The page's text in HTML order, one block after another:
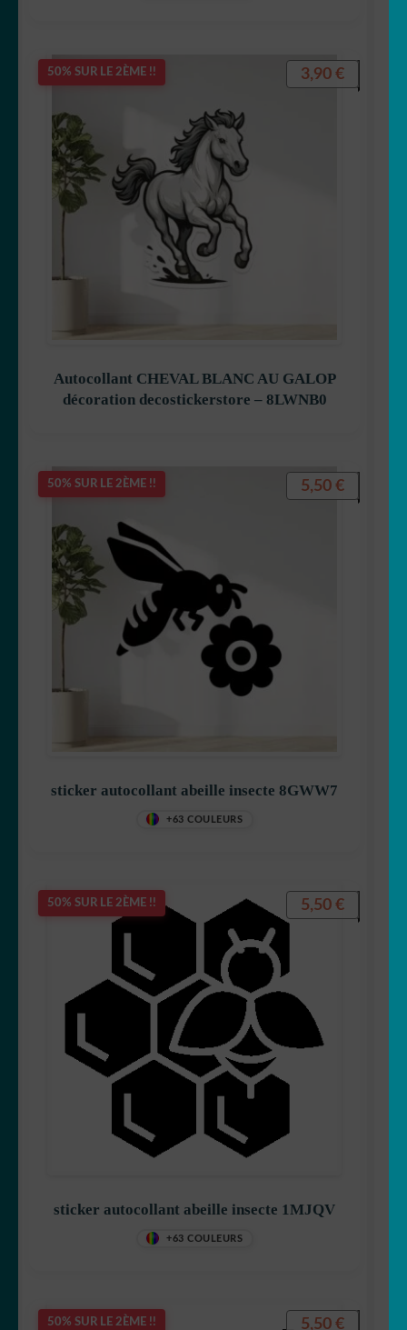
50% SUR LE 2ÈME !!
Autocollant CHEVAL BLANC AU GALOP
décoration decostickerstore – 8LWNB0
3,90 €
50% SUR LE 2ÈME !!
sticker autocollant abeille insecte 8GWW7
+63 COULEURS
5,50 €
50% SUR LE 2ÈME !!
sticker autocollant abeille insecte 1MJQV
+63 COULEURS
5,50 €
50% SUR LE 2ÈME !! 5,50 €